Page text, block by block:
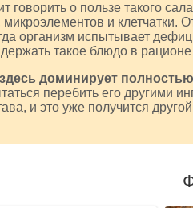
говорить о пользе такого
и клетчатки.
организм испытывает
такое блюдо в рационе
доминирует полностью
перебить его другими
и это уже получится другой